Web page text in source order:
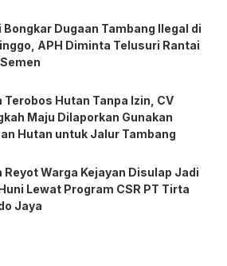
Bongkar Dugaan Tambang Ilegal di
APH Diminta Telusuri Rantai
Terobos Hutan Tanpa Izin, CV
Maju Dilaporkan Gunakan
Hutan untuk Jalur Tambang
Reyot Warga Kejayan Disulap Jadi
Lewat Program CSR PT Tirta
Jaya